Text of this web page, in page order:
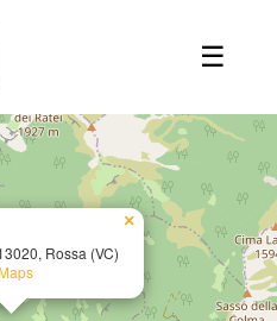
☰
Rossa (VC)
×